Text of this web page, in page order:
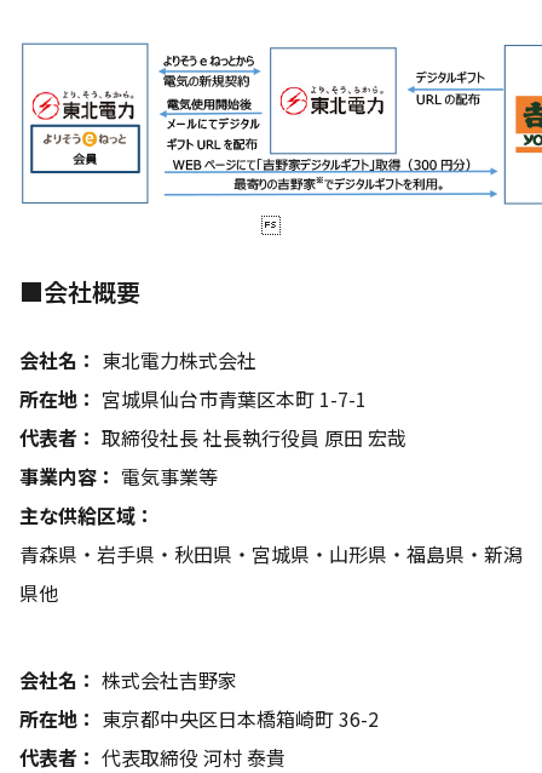
■会社概要
会社名： 東北電力株式会社
所在地： 宮城県仙台市青葉区本町 1-7-1
代表者： 取締役社長 社長執行役員 原田 宏哉
事業内容： 電気事業等
主な供給区域：
青森県・岩手県・秋田県・宮城県・山形県・福島県・新潟
県他
会社名： 株式会社吉野家
所在地： 東京都中央区日本橋箱崎町 36-2
代表者： 代表取締役 河村 泰貴